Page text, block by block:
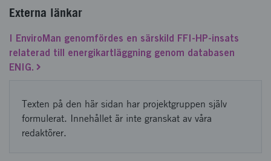
Externa länkar
I EnviroMan genomfördes en särskild FFI-HP-insats
relaterad till energikartläggning genom databasen
ENIG.
Texten på den här sidan har projektgruppen själv
formulerat. Innehållet är inte granskat av våra
redaktörer.